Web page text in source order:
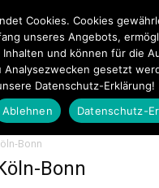
Touristiknews.de
Bonn
Bonn
Cookies. Cookies
unseres Angebots,
Inhalten und können für die
Analysezwecken gesetzt
Datenschutz-Erklärung!
Ablehnen Datenschutz-